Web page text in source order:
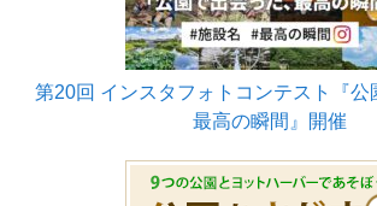
第20回 インスタフォトコンテスト『公
最高の瞬間』開催